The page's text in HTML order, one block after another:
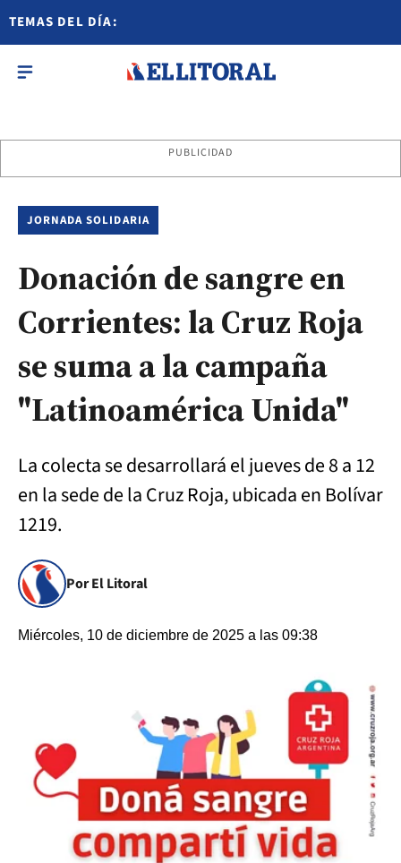
TEMAS DEL DÍA:
PUBLICIDAD
JORNADA SOLIDARIA
Donación de sangre en
Corrientes: la Cruz Roja
se suma a la campaña
"Latinoamérica Unida"
La colecta se desarrollará el jueves de 8 a 12
en la sede de la Cruz Roja, ubicada en Bolívar
1219.
Por El Litoral
Miércoles, 10 de diciembre de 2025 a las 09:38